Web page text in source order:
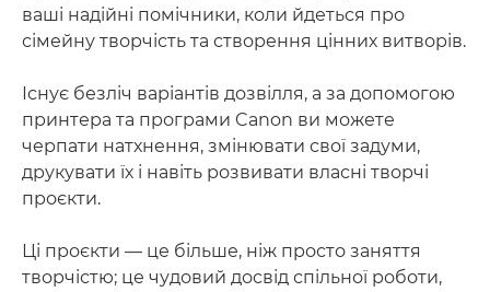
ваші надійні помічники, коли йдеться про
сімейну творчість та створення цінних витворів.
Існує безліч варіантів дозвілля, а за допомогою
принтера та програми Canon ви можете
черпати натхнення, змінювати свої задуми,
друкувати їх і навіть розвивати власні творчі
проєкти.
Ці проєкти — це більше, ніж просто заняття
творчістю; це чудовий досвід спільної роботи,